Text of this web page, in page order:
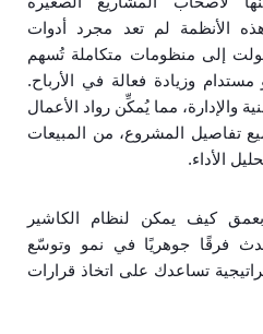
الأنظمة لم تعد مجرد أدوات
إلى منظومات متكاملة تُسهم
وزيادة فعالة في الأرباح.
والإدارة، مما يُمكِّن رواد الأعمال
تفاصيل المشروع، من المبيعات
الأداء.
كيف يمكن لنظام الكاشير
فرقًا جوهريًا في نمو وتوسّع
تساعدك على اتخاذ قرارات